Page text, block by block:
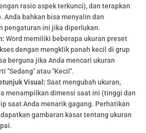
rasio aspek terkunci), dan terapkan
Anda bahkan bisa menyalin dan
pengaturan ini jika diperlukan.
Word memiliki beberapa ukuran preset
dengan mengklik panah kecil di grup
berguna jika Anda mencari ukuran
"Sedang" atau "Kecil".
Visual: Saat mengubah ukuran,
menampilkan dimensi saat ini (tinggi dan
saat Anda menarik gagang. Perhatikan
gambaran kasar tentang ukuran